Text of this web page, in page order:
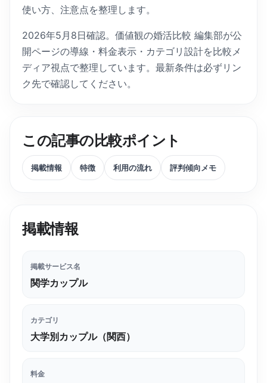
使い方、注意点を整理します。
2026年5月8日確認。価値観の婚活比較 編集部が公
開ページの導線・料金表示・カテゴリ設計を比較メ
ディア視点で整理しています。最新条件は必ずリン
ク先で確認してください。
この記事の比較ポイント
掲載情報 特徴 利用の流れ 評判傾向メモ
掲載情報
掲載サービス名
関学カップル
カテゴリ
大学別カップル（関西）
料金